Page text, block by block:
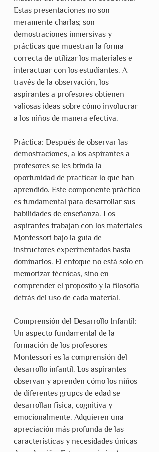
Estas presentaciones no son
meramente charlas; son
demostraciones inmersivas y
prácticas que muestran la forma
correcta de utilizar los materiales e
interactuar con los estudiantes. A
través de la observación, los
aspirantes a profesores obtienen
valiosas ideas sobre cómo involucrar
a los niños de manera efectiva.
Práctica: Después de observar las
demostraciones, a los aspirantes a
profesores se les brinda la
oportunidad de practicar lo que han
aprendido. Este componente práctico
es fundamental para desarrollar sus
habilidades de enseñanza. Los
aspirantes trabajan con los materiales
Montessori bajo la guía de
instructores experimentados hasta
dominarlos. El enfoque no está solo en
memorizar técnicas, sino en
comprender el propósito y la filosofía
detrás del uso de cada material.
Comprensión del Desarrollo Infantil:
Un aspecto fundamental de la
formación de los profesores
Montessori es la comprensión del
desarrollo infantil. Los aspirantes
observan y aprenden cómo los niños
de diferentes grupos de edad se
desarrollan física, cognitiva y
emocionalmente. Adquieren una
apreciación más profunda de las
características y necesidades únicas